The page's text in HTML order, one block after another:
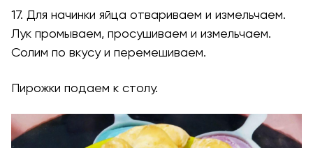
17. Для начинки яйца отвариваем и измельчаем.
Лук промываем, просушиваем и измельчаем.
Солим по вкусу и перемешиваем.
Пирожки подаем к столу.